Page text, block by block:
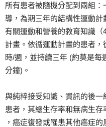
所有患者被隨機分配到兩組
導，為期三年的結構性運動
有關運動和營養的教育知識
計畫。依循運動計畫的患者
時/週，並持續三年 (約莫是每
分鐘)。
與純粹接受知識、資訊的後
患者，其總生存率和無病生
，癌症復發或罹患其他癌症